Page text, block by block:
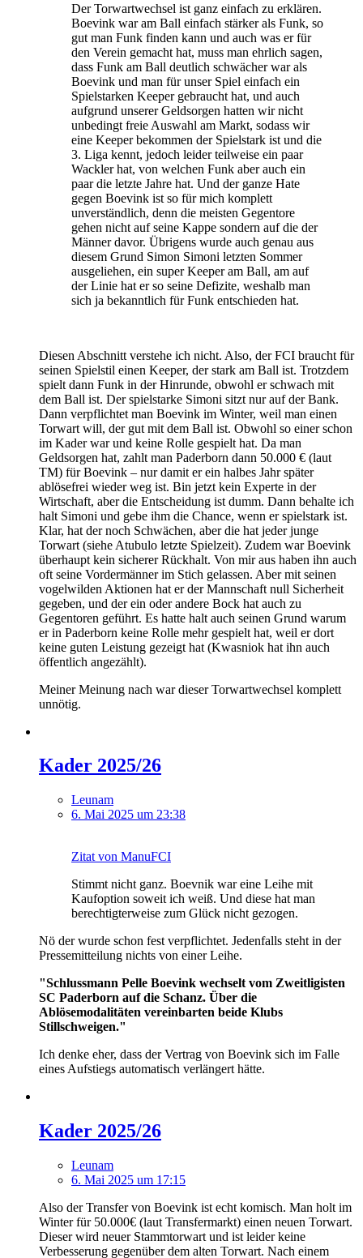
Der Torwartwechsel ist ganz einfach zu erklären.
Boevink war am Ball einfach stärker als Funk, so
gut man Funk finden kann und auch was er für
den Verein gemacht hat, muss man ehrlich sagen,
dass Funk am Ball deutlich schwächer war als
Boevink und man für unser Spiel einfach ein
Spielstarken Keeper gebraucht hat, und auch
aufgrund unserer Geldsorgen hatten wir nicht
unbedingt freie Auswahl am Markt, sodass wir
eine Keeper bekommen der Spielstark ist und die
3. Liga kennt, jedoch leider teilweise ein paar
Wackler hat, von welchen Funk aber auch ein
paar die letzte Jahre hat. Und der ganze Hate
gegen Boevink ist so für mich komplett
unverständlich, denn die meisten Gegentore
gehen nicht auf seine Kappe sondern auf die der
Männer davor. Übrigens wurde auch genau aus
diesem Grund Simon Simoni letzten Sommer
ausgeliehen, ein super Keeper am Ball, am auf
der Linie hat er so seine Defizite, weshalb man
sich ja bekanntlich für Funk entschieden hat.
Diesen Abschnitt verstehe ich nicht. Also, der FCI braucht für
seinen Spielstil einen Keeper, der stark am Ball ist. Trotzdem
spielt dann Funk in der Hinrunde, obwohl er schwach mit
dem Ball ist. Der spielstarke Simoni sitzt nur auf der Bank.
Dann verpflichtet man Boevink im Winter, weil man einen
Torwart will, der gut mit dem Ball ist. Obwohl so einer schon
im Kader war und keine Rolle gespielt hat. Da man
Geldsorgen hat, zahlt man Paderborn dann 50.000 € (laut
TM) für Boevink – nur damit er ein halbes Jahr später
ablösefrei wieder weg ist. Bin jetzt kein Experte in der
Wirtschaft, aber die Entscheidung ist dumm. Dann behalte ich
halt Simoni und gebe ihm die Chance, wenn er spielstark ist.
Klar, hat der noch Schwächen, aber die hat jeder junge
Torwart (siehe Atubulo letzte Spielzeit). Zudem war Boevink
überhaupt kein sicherer Rückhalt. Von mir aus haben ihn auch
oft seine Vordermänner im Stich gelassen. Aber mit seinen
vogelwilden Aktionen hat er der Mannschaft null Sicherheit
gegeben, und der ein oder andere Bock hat auch zu
Gegentoren geführt. Es hatte halt auch seinen Grund warum
er in Paderborn keine Rolle mehr gespielt hat, weil er dort
keine guten Leistung gezeigt hat (Kwasniok hat ihn auch
öffentlich angezählt).
Meiner Meinung nach war dieser Torwartwechsel komplett
unnötig.
Kader 2025/26
Leunam
6. Mai 2025 um 23:38
Zitat von ManuFCI
Stimmt nicht ganz. Boevnik war eine Leihe mit
Kaufoption soweit ich weiß. Und diese hat man
berechtigterweise zum Glück nicht gezogen.
Nö der wurde schon fest verpflichtet. Jedenfalls steht in der
Pressemitteilung nichts von einer Leihe.
"Schlussmann Pelle Boevink wechselt vom Zweitligisten
SC Paderborn auf die Schanz. Über die
Ablösemodalitäten vereinbarten beide Klubs
Stillschweigen."
Ich denke eher, dass der Vertrag von Boevink sich im Falle
eines Aufstiegs automatisch verlängert hätte.
Kader 2025/26
Leunam
6. Mai 2025 um 17:15
Also der Transfer von Boevink ist echt komisch. Man holt im
Winter für 50.000€ (laut Transfermarkt) einen neuen Torwart.
Dieser wird neuer Stammtorwart und ist leider keine
Verbesserung gegenüber dem alten Torwart. Nach einem